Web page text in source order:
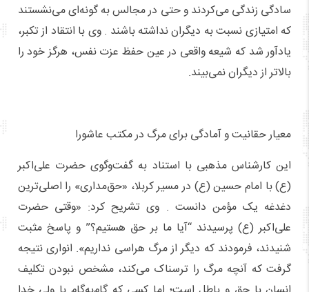
سادگی زندگی می‌کردند و حتی در مجالس به گونه‌ای می‌نشستند
که امتیازی نسبت به دیگران نداشته باشند . وی با انتقاد از تکبر،
یادآور شد که شیعه واقعی در عین حفظ عزت نفس، هرگز خود را
بالاتر از دیگران نمی‌بیند.
معیار حقانیت و آمادگی برای مرگ در مکتب عاشورا
این کارشناس مذهبی با استناد به گفت‌وگوی حضرت علی‌اکبر
(ع) با امام حسین (ع) در مسیر کربلا، «حق‌مداری» را اصلی‌ترین
دغدغه یک مؤمن دانست . وی تشریح کرد: «وقتی حضرت
علی‌اکبر (ع) پرسیدند “آیا ما بر حق هستیم؟” و پاسخ مثبت
شنیدند، فرمودند که دیگر از مرگ هراسی نداریم». انواری نتیجه
گرفت که آنچه مرگ را ترسناک می‌کند، مشخص نبودن تکلیف